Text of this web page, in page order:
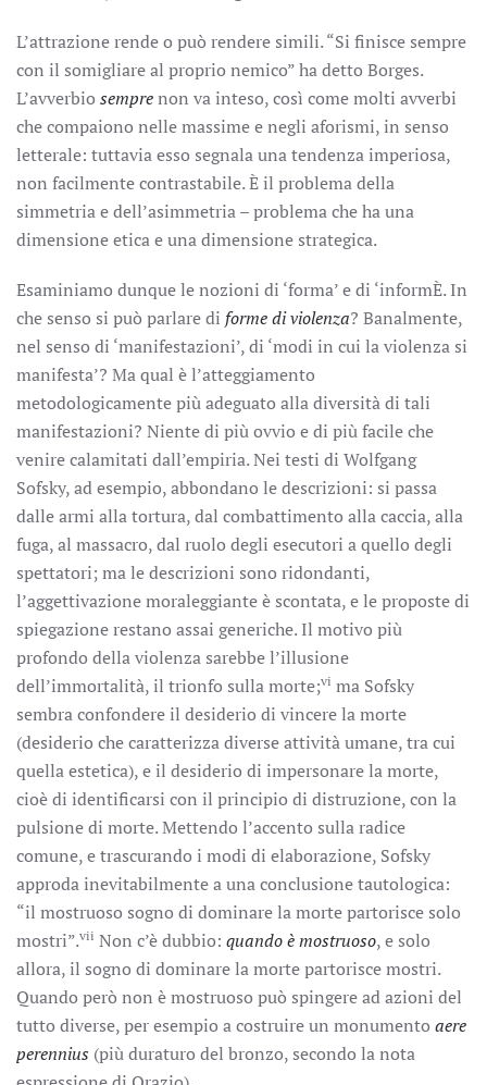
L’attrazione rende o può rendere simili. “Si finisce sempre
con il somigliare al proprio nemico” ha detto Borges.
L’avverbio semprenon va inteso, così come molti avverbi
che compaiono nelle massime e negli aforismi, in senso
letterale: tuttavia esso segnala una tendenza imperiosa,
non facilmente contrastabile. È il problema della
simmetria e dell’asimmetria – problema che ha una
dimensione etica e una dimensione strategica.
Esaminiamo dunque le nozioni di ‘forma’ e di ‘informÈ. In
che senso si può parlare di forme di violenza? Banalmente,
nel senso di ‘manifestazioni’, di ‘modi in cui la violenza si
manifesta’? Ma qual è l’atteggiamento
metodologicamente più adeguato alla diversità di tali
manifestazioni? Niente di più ovvio e di più facile che
venire calamitati dall’empiria. Nei testi di Wolfgang
Sofsky, ad esempio, abbondano le descrizioni: si passa
dalle armi alla tortura, dal combattimento alla caccia, alla
fuga, al massacro, dal ruolo degli esecutori a quello degli
spettatori; ma le descrizioni sono ridondanti,
l’aggettivazione moraleggiante è scontata, e le proposte di
spiegazione restano assai generiche. Il motivo più
profondo della violenza sarebbe l’illusione
dell’immortalità, il trionfo sulla morte;vi ma Sofsky
sembra confondere il desiderio di vincere la morte
(desiderio che caratterizza diverse attività umane, tra cui
quella estetica), e il desiderio di impersonare la morte,
cioè di identificarsi con il principio di distruzione, con la
pulsione di morte. Mettendo l’accento sulla radice
comune, e trascurando i modi di elaborazione, Sofsky
approda inevitabilmente a una conclusione tautologica:
“il mostruoso sogno di dominare la morte partorisce solo
mostri”.vii Non c’è dubbio: quando è mostruoso, e solo
allora, il sogno di dominare la morte partorisce mostri.
Quando però non è mostruoso può spingere ad azioni del
tutto diverse, per esempio a costruire un monumento aere
perennius (più duraturo del bronzo, secondo la nota